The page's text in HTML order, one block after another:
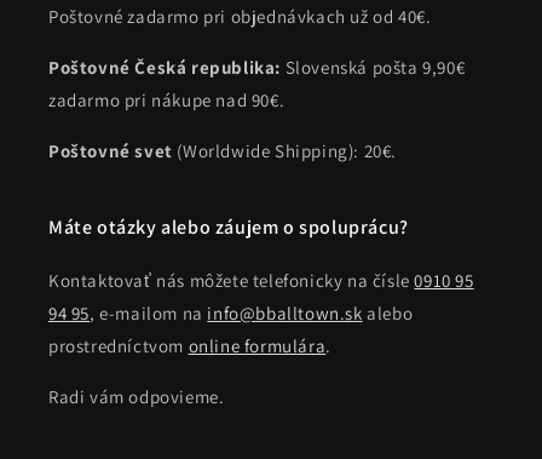
Poštovné zadarmo pri objednávkach už od 40€.
Poštovné Česká republika: Slovenská pošta 9,90€
zadarmo pri nákupe nad 90€.
Poštovné svet (Worldwide Shipping): 20€.
Máte otázky alebo záujem o spoluprácu?
Kontaktovať nás môžete telefonicky na čísle0910 95
94 95, e-mailom na info@bballtown.sk alebo
prostredníctvom online formulára.
Radi vám odpovieme.